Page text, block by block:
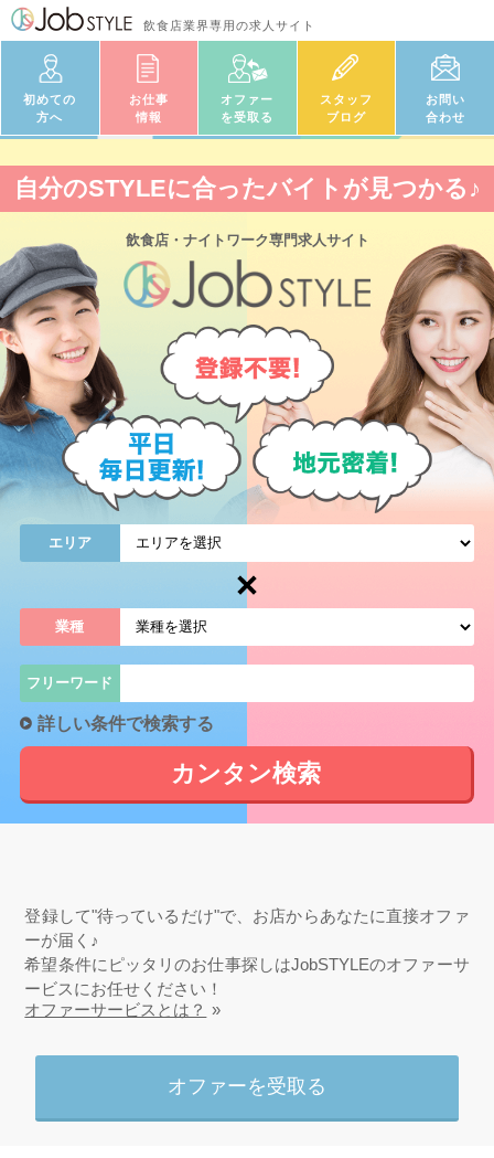
飲食店業界専用の求人サイト
初めての
方へ
お仕事
情報
オファー
を受取る
スタッフ
ブログ
お問い
合わせ
自分のSTYLEに合ったバイトが見つかる♪
飲食店・ナイトワーク専門求人サイト
エリア
業種
フリーワード
詳しい条件で検索する
カンタン検索
登録して"待っているだけ"で、お店からあなたに直接オファ
ーが届く♪
希望条件にピッタリのお仕事探しはJobSTYLEのオファーサ
ービスにお任せください！
オファーサービスとは？
オファーを受取る